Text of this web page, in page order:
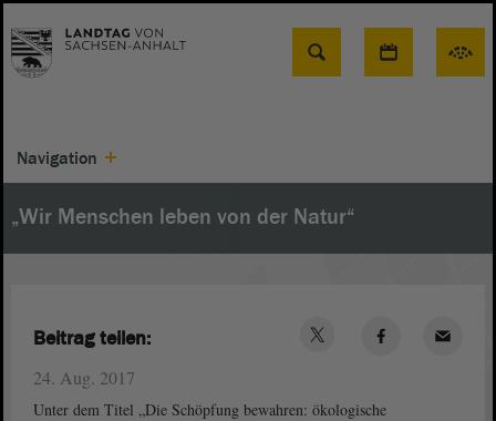
Suche
Navigation
„Wir Menschen leben von der Natur“
24. Aug. 2017
Unter dem Titel „Die Schöpfung bewahren: ökologische
Beitrag teilen: